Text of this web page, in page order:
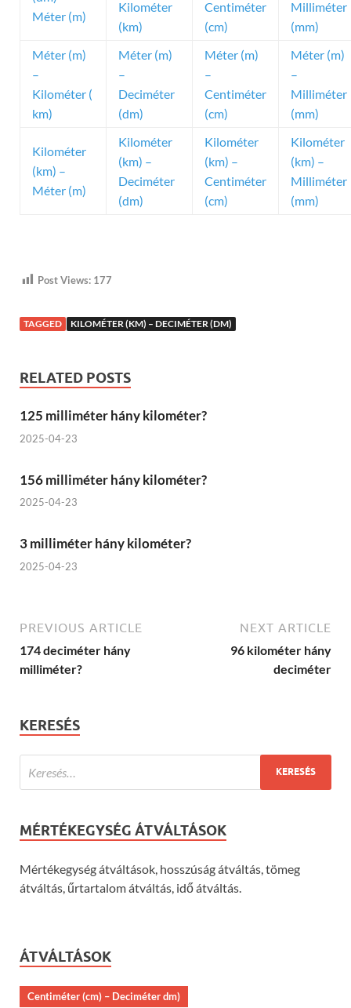
Méter (m)
Kilométer
(km)
Centiméter
(cm)
Milliméter
(mm)
Méter (m)
–
Kilométer (
km)
Méter (m)
–
Deciméter
(dm)
Méter (m)
–
Centiméter
(cm)
Méter (m)
–
Milliméter
(mm)
Kilométer
(km) –
Méter (m)
Kilométer
(km) –
Deciméter
(dm)
Kilométer
(km) –
Centiméter
(cm)
Kilométer
(km) –
Milliméter
(mm)
Post Views: 177
TAGGED KILOMÉTER (KM) – DECIMÉTER (DM)
RELATED POSTS
125 milliméter hány kilométer?
2025-04-23
156 milliméter hány kilométer?
2025-04-23
3 milliméter hány kilométer?
2025-04-23
PREVIOUS ARTICLE
174 deciméter hány
milliméter?
NEXT ARTICLE
96 kilométer hány
deciméter
KERESÉS
MÉRTÉKEGYSÉG ÁTVÁLTÁSOK
Mértékegység átváltások, hosszúság átváltás, tömeg
átváltás, űrtartalom átváltás, idő átváltás.
ÁTVÁLTÁSOK
Centiméter (cm) – Deciméter dm)